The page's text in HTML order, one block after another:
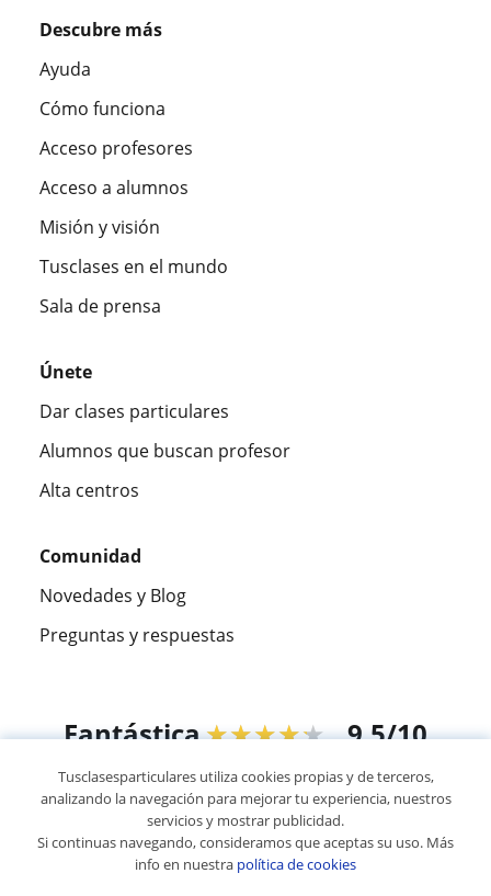
Descubre más
Ayuda
Cómo funciona
Acceso profesores
Acceso a alumnos
Misión y visión
Tusclases en el mundo
Sala de prensa
Únete
Dar clases particulares
Alumnos que buscan profesor
Alta centros
Comunidad
Novedades y Blog
Preguntas y respuestas
Fantástica★★★★★ 9,5/10
305915opiniones de alumnos
© 2007 - 2026 Tus clases particulares
Tusclasesparticulares utiliza cookies propias y de terceros,
analizando la navegación para mejorar tu experiencia, nuestros
servicios y mostrar publicidad.
Si continuas navegando, consideramos que aceptas su uso. Más
info en nuestra política de cookies